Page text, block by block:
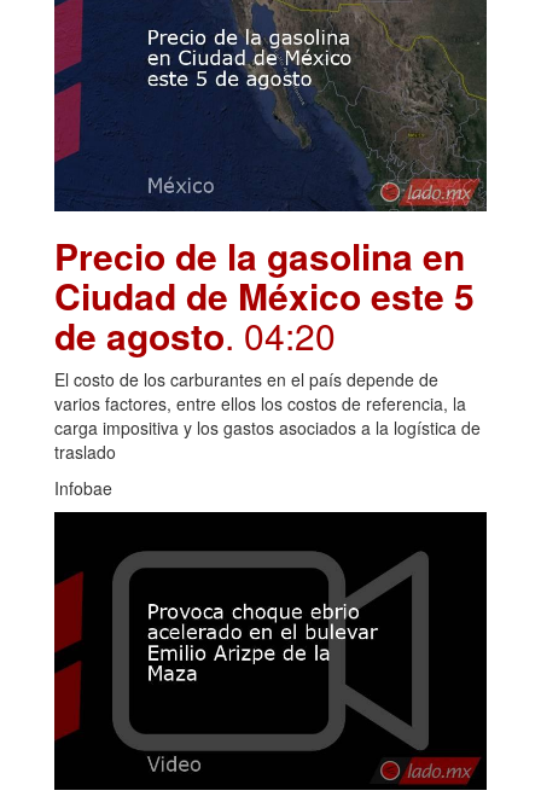
Precio de la gasolina en
Ciudad de México este 5
de agosto. 04:20
El costo de los carburantes en el país depende de
varios factores, entre ellos los costos de referencia, la
carga impositiva y los gastos asociados a la logística de
traslado
Infobae